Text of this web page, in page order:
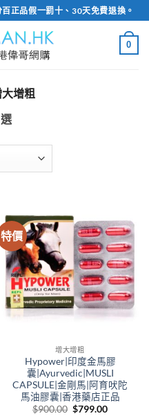
正品假一罰十、30天免費退換。
0
增粗
特價
增大增粗
Hypower|印度金馬膠
囊|Ayurvedic|MUSLI
CAPSULE|金剛馬|阿育吠陀
馬油膠囊|香港藥店正品
$900.00 Original
$799.00Current